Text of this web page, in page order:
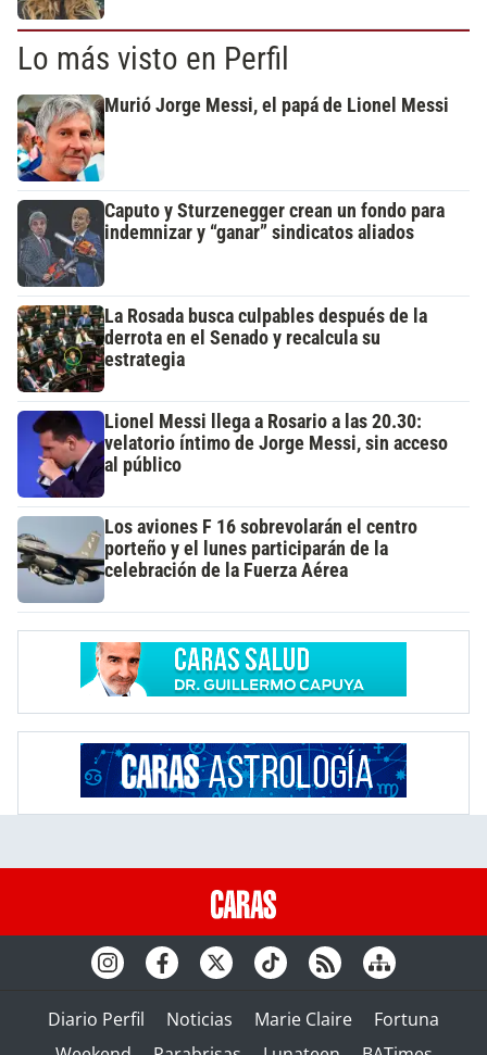
Lo más visto en Perfil
Murió Jorge Messi, el papá de Lionel Messi
Caputo y Sturzenegger crean un fondo para
indemnizar y “ganar” sindicatos aliados
La Rosada busca culpables después de la
derrota en el Senado y recalcula su
estrategia
Lionel Messi llega a Rosario a las 20.30:
velatorio íntimo de Jorge Messi, sin acceso
al público
Los aviones F 16 sobrevolarán el centro
porteño y el lunes participarán de la
celebración de la Fuerza Aérea
Diario Perfil Noticias Marie Claire
Fortuna